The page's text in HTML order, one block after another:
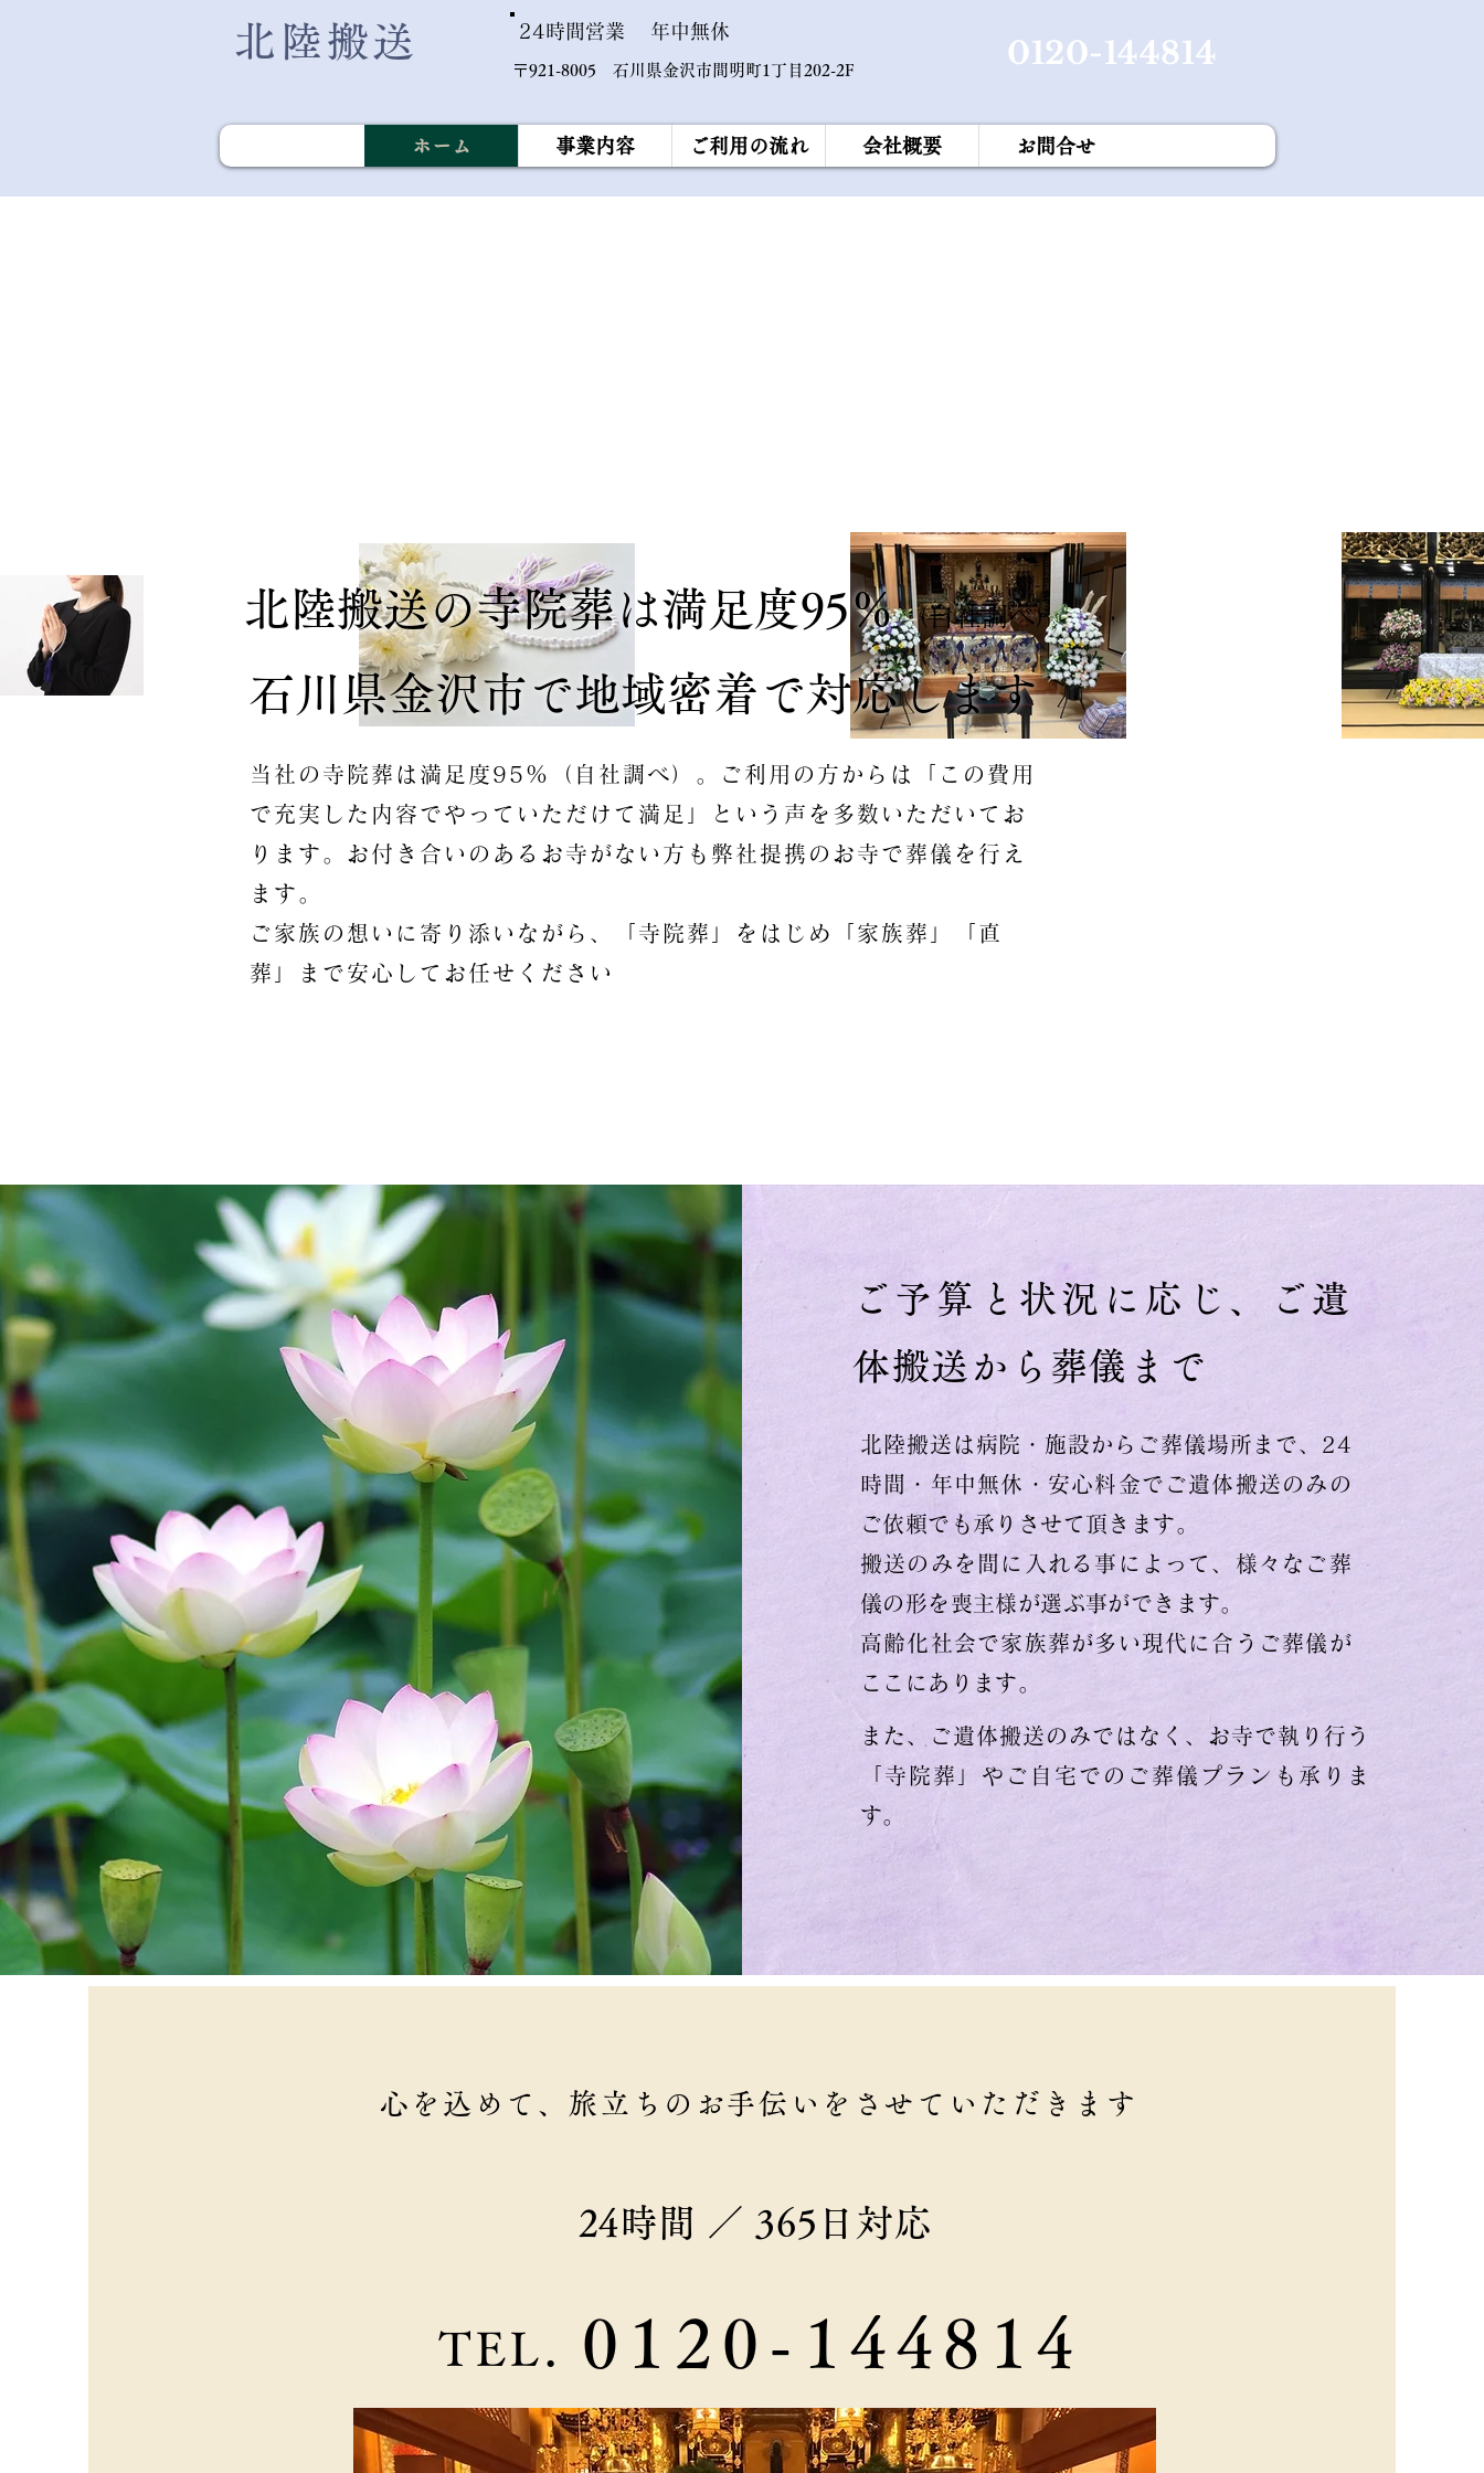
北陸搬送 24時間営業 年中無休
〒921-8005 石川県金沢市間明町1丁目202-2F 0120-144814
ホーム 事業内容 ご利用の流れ 会社概要 お問合せ
北陸搬送の寺院葬は満足度95％
石川県金沢市で地域密着で対応します
当社の寺院葬は満足度95％（自社調べ）。ご利用の方からは「この費用
で充実した内容でやっていただけて満足」という声を多数いただいてお
ります。お付き合いのあるお寺がない方も弊社提携のお寺で葬儀を行え
ます。
ご家族の想いに寄り添いながら、「寺院葬」をはじめ「​家族葬」「直
葬」まで安心してお任せください
（自社調べ）
ご予算と状況に応じ、ご遺
体搬送から葬儀まで
北陸搬送は病院・施設からご葬儀場所まで、24
時間・年中無休・安心料金でご遺体搬送のみの
ご依頼でも承りさせて頂きます。
搬送のみを間に入れる事によって、様々なご葬
儀の形を喪主様が選ぶ事ができます。
高齢化社会で家族葬が多い現代に合うご葬儀が
ここにあります。
また、ご遺体搬送のみではなく、お寺で執り行う
「寺院葬」やご自宅でのご葬儀プランも承りま
す。
心を込めて、旅立ちのお手伝いをさせていただきます
24時間 ／ 365日対応
TEL. 0120-144814